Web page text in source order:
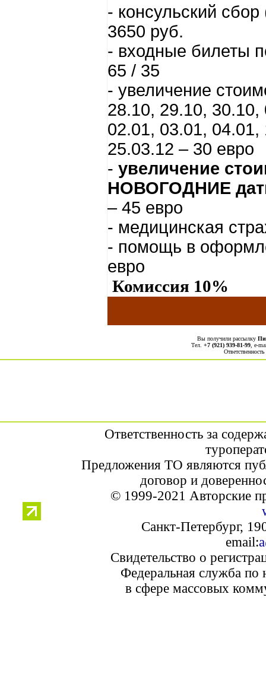
- консульский
3650 руб.
- входные билеты
65 / 35
- увеличение
28.10, 29.10, 30.10,
02.01, 03.01,
25.03.12 – 30 евро
- увеличение
НОВОГОДНИЕ
– 45 евро
- медицинская
- помощь в
евро
Комиссия 10%
Вы получили рассылку
Тел. +7 (921) 939-81-99 , е-
Ответственность за
Предложения ТО являются
договор и
© 1999-2021 Авторские
Санкт-Петербург,
email:
Свидетельство о
Федеральная служба по
в сфере массовых